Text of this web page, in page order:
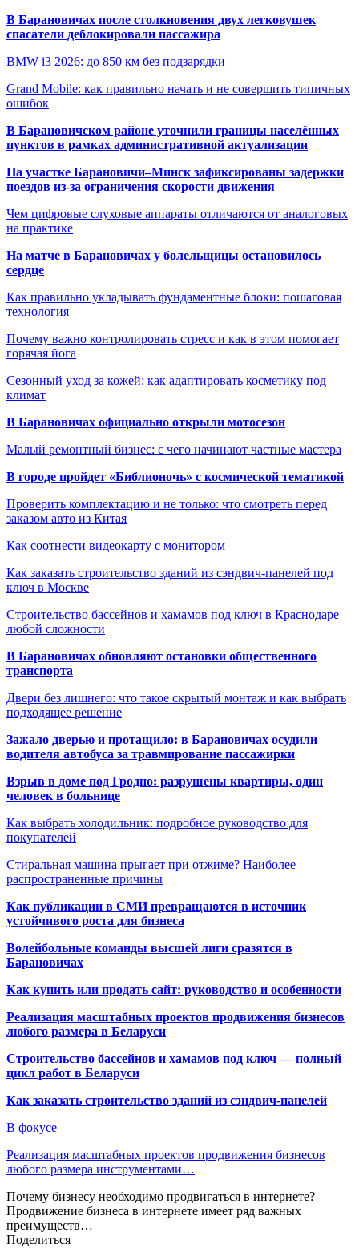
В Барановичах после столкновения двух легковушек
спасатели деблокировали пассажира
BMW i3 2026: до 850 км без подзарядки
Grand Mobile: как правильно начать и не совершить типичных
ошибок
В Барановичском районе уточнили границы населённых
пунктов в рамках административной актуализации
На участке Барановичи–Минск зафиксированы задержки
поездов из-за ограничения скорости движения
Чем цифровые слуховые аппараты отличаются от аналоговых
на практике
На матче в Барановичах у болельщицы остановилось
сердце
Как правильно укладывать фундаментные блоки: пошаговая
технология
Почему важно контролировать стресс и как в этом помогает
горячая йога
Сезонный уход за кожей: как адаптировать косметику под
климат
В Барановичах официально открыли мотосезон
Малый ремонтный бизнес: с чего начинают частные мастера
В городе пройдет «Библионочь» с космической тематикой
Проверить комплектацию и не только: что смотреть перед
заказом авто из Китая
Как соотнести видеокарту с монитором
Как заказать строительство зданий из сэндвич-панелей под
ключ в Москве
Строительство бассейнов и хамамов под ключ в Краснодаре
любой сложности
В Барановичах обновляют остановки общественного
транспорта
Двери без лишнего: что такое скрытый монтаж и как выбрать
подходящее решение
Зажало дверью и протащило: в Барановичах осудили
водителя автобуса за травмирование пассажирки
Взрыв в доме под Гродно: разрушены квартиры, один
человек в больнице
Как выбрать холодильник: подробное руководство для
покупателей
Стиральная машина прыгает при отжиме? Наиболее
распространенные причины
Как публикации в СМИ превращаются в источник
устойчивого роста для бизнеса
Волейбольные команды высшей лиги сразятся в
Барановичах
Как купить или продать сайт: руководство и особенности
Реализация масштабных проектов продвижения бизнесов
любого размера в Беларуси
Строительство бассейнов и хамамов под ключ — полный
цикл работ в Беларуси
Как заказать строительство зданий из сэндвич-панелей
В фокусе
Реализация масштабных проектов продвижения бизнесов
любого размера инструментами…
Почему бизнесу необходимо продвигаться в интернете?
Продвижение бизнеса в интернете имеет ряд важных
преимуществ…
Поделиться